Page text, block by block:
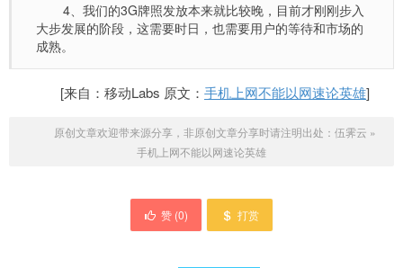
4、我们的3G牌照发放本来就比较晚，目前才刚刚步入
大步发展的阶段，这需要时日，也需要用户的等待和市场的
成熟。
[来自：移动Labs 原文： 手机上网不能以网速论英雄]
原创文章欢迎带来源分享，非原创文章分享时请注明出处： 伍霁云 »
手机上网不能以网速论英雄
赞 (0) 打赏